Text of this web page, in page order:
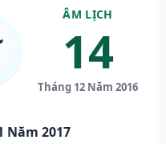
ÂM LỊCH
14
Tháng 12 Năm 2016
Năm 2017